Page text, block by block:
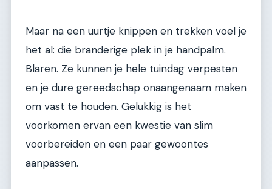
Maar na een uurtje knippen en trekken voel je
het al: die branderige plek in je handpalm.
Blaren. Ze kunnen je hele tuindag verpesten
en je dure gereedschap onaangenaam maken
om vast te houden. Gelukkig is het
voorkomen ervan een kwestie van slim
voorbereiden en een paar gewoontes
aanpassen.